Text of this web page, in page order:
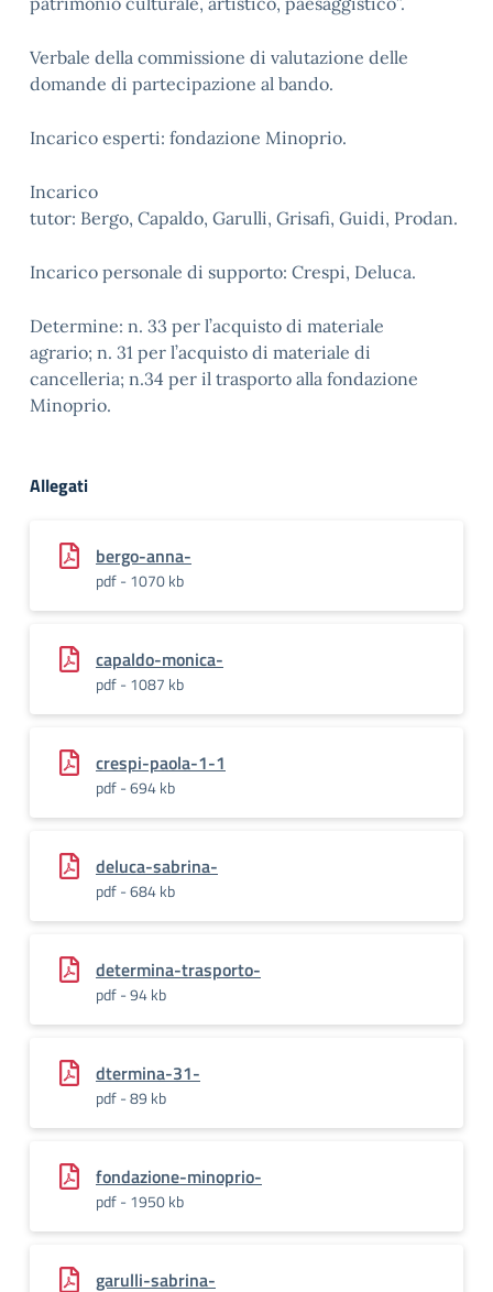
Verbale della commissione di valutazione delle
domande di partecipazione al bando.
Incarico esperti: fondazione Minoprio.
Incarico
tutor: Bergo, Capaldo, Garulli, Grisafi, Guidi, Prodan.
Incarico personale di supporto: Crespi, Deluca.
Determine: n. 33 per l’acquisto di materiale
agrario; n. 31 per l’acquisto di materiale di
cancelleria; n.34 per il trasporto alla fondazione
Minoprio.
Allegati
bergo-anna-
pdf - 1070 kb
capaldo-monica-
pdf - 1087 kb
crespi-paola-1-1
pdf - 694 kb
deluca-sabrina-
pdf - 684 kb
determina-trasporto-
pdf - 94 kb
dtermina-31-
pdf - 89 kb
fondazione-minoprio-
pdf - 1950 kb
garulli-sabrina-